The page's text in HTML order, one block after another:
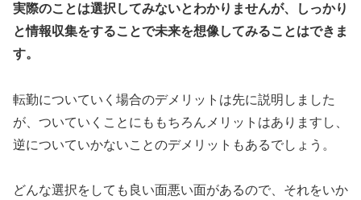
実際のことは選択してみないとわかりませんが、しっかり
と情報収集をすることで未来を想像してみることはできま
す。
転勤についていく場合のデメリットは先に説明しました
が、ついていくことにももちろんメリットはありますし、
逆についていかないことのデメリットもあるでしょう。
どんな選択をしても良い面悪い面があるので、それをいか